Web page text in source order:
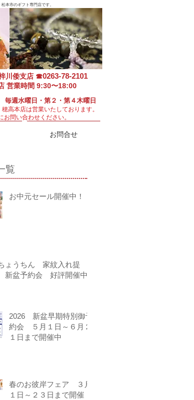
本市のギフト専門店です。
川倭支店 ☎0263-78-2101
営業時間 9:30〜18:00
週水曜日・第２・第４木曜日
お問合せ
穂高本店は営業いたしております。
問い合わせください。
覧
お中元セール開催中！！
ょうちん 家紋入れ提
盆予約会 好評開催中!!
2026 新盆早期特別御予
約会 ５月１日～６月２
１日まで開催中
春のお彼岸フェア ３月
１日～２３日まで開催